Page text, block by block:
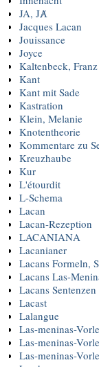
JA, JȺ
Jacques Lacan
Jouissance
Joyce
Kaltenbeck, Franz
Kant
Kant mit Sade
Kastration
Klein, Melanie
Knotentheorie
Kommentare zu
Kreuzhaube
Kur
L'étourdit
L-Schema
Lacan
Lacan-Rezeption
LACANIANA
Lacanianer
Lacans Formeln,
Lacans Las-
Lacans Sentenzen
Lacast
Lalangue
Las-meninas-
Las-meninas-
Las-meninas-